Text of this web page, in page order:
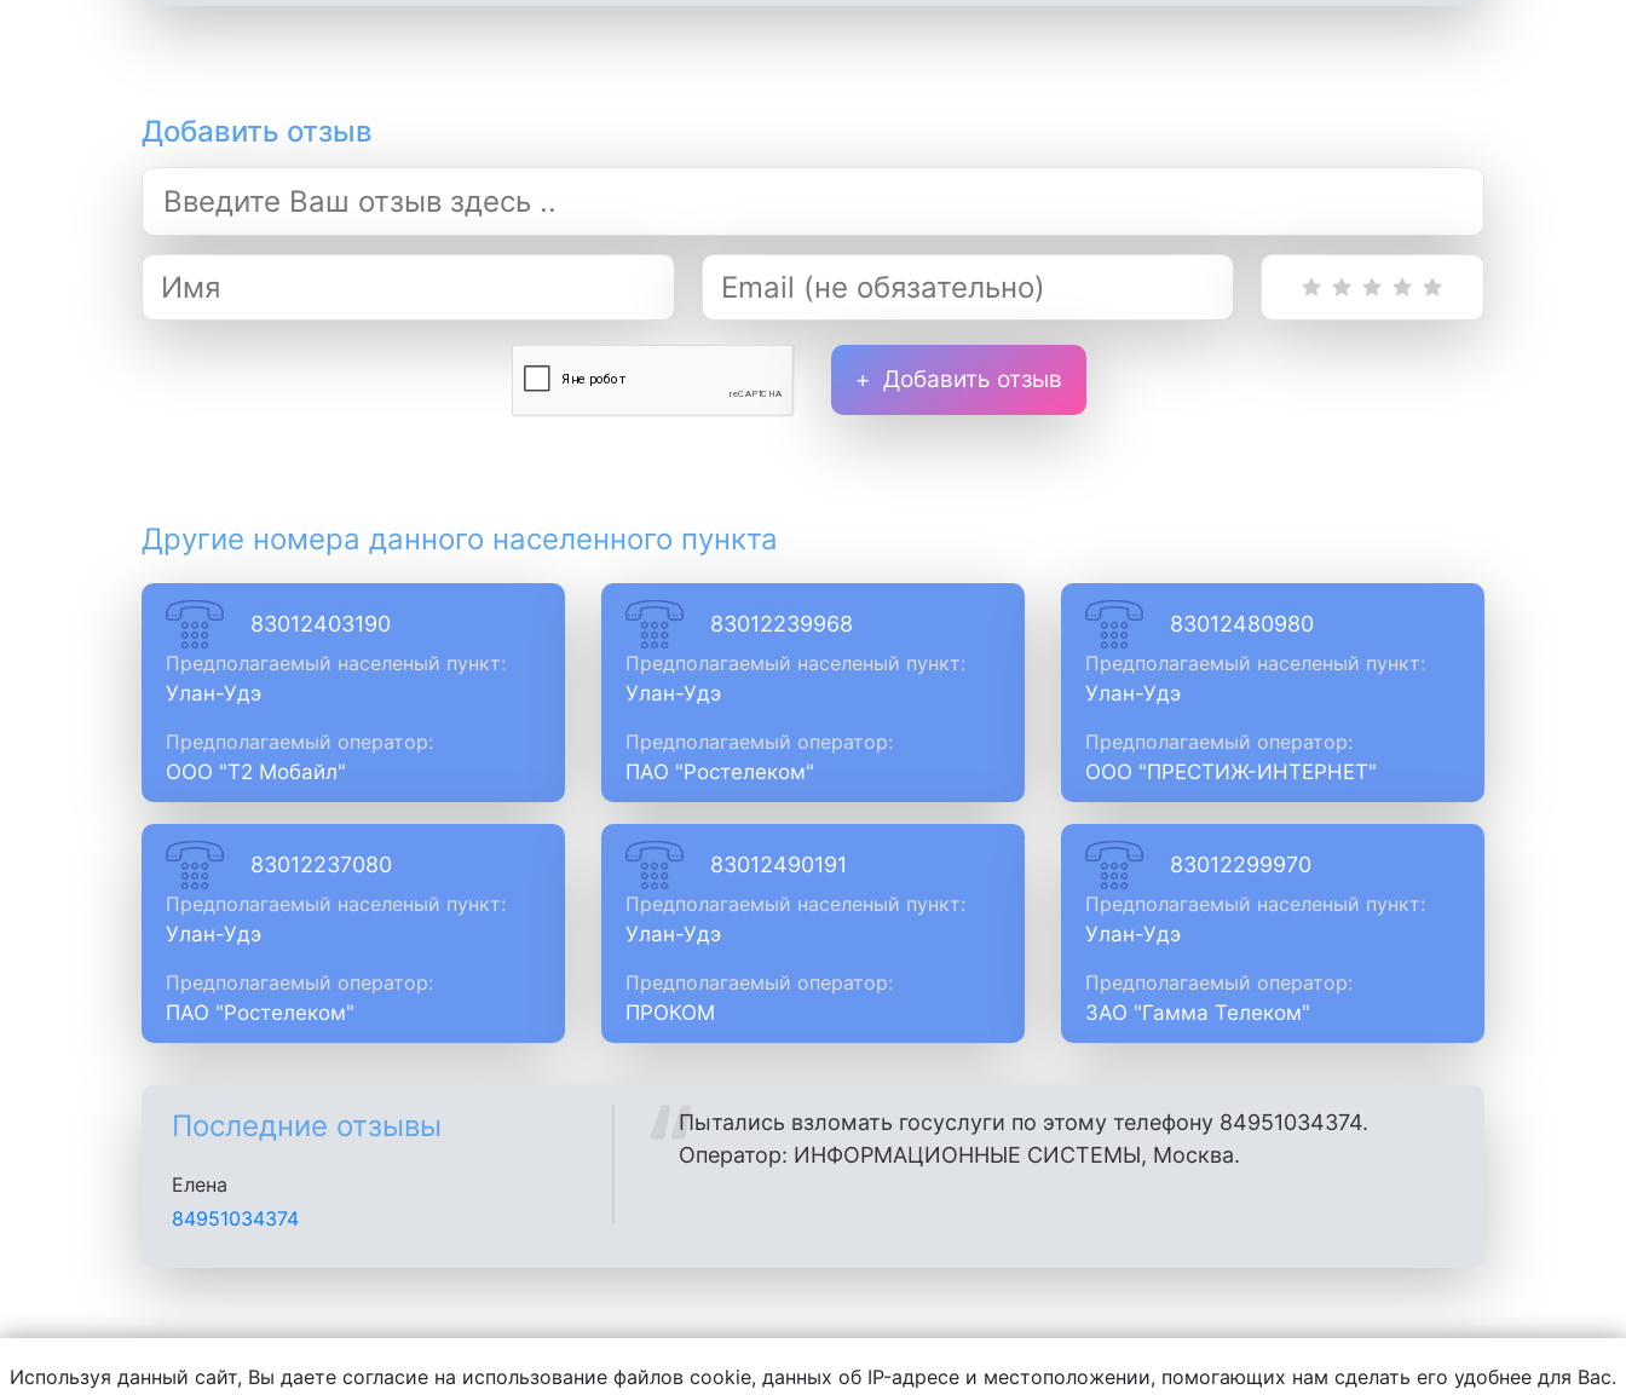
Добавить отзыв
Добавить отзыв
Другие номера данного населенного пункта
83012403190
Предполагаемый населеный пункт:
Улан-Удэ
Предполагаемый оператор:
ООО "Т2 Мобайл"
83012239968
Предполагаемый населеный пункт:
Улан-Удэ
Предполагаемый оператор:
ПАО "Ростелеком"
83012480980
Предполагаемый населеный пункт:
Улан-Удэ
Предполагаемый оператор:
ООО "ПРЕСТИЖ-ИНТЕРНЕТ"
83012237080
Предполагаемый населеный пункт:
Улан-Удэ
Предполагаемый оператор:
ПАО "Ростелеком"
83012490191
Предполагаемый населеный пункт:
Улан-Удэ
Предполагаемый оператор:
ПРОКОМ
83012299970
Предполагаемый населеный пункт:
Улан-Удэ
Предполагаемый оператор:
ЗАО "Гамма Телеком"
Последние отзывы
Елена
84951034374
Пытались взломать госуслуги по этому телефону 84951034374.
Оператор: ИНФОРМАЦИОННЫЕ СИСТЕМЫ, Москва.
Администрация сайта не несет ответственности за содержание комментариев, любой другой информации, написанной пользователями.
Используя данный сайт, Вы даете согласие на использование файлов cookie, данных об IP-адресе и местоположении, помогающих нам сделать его удобнее для Вас.